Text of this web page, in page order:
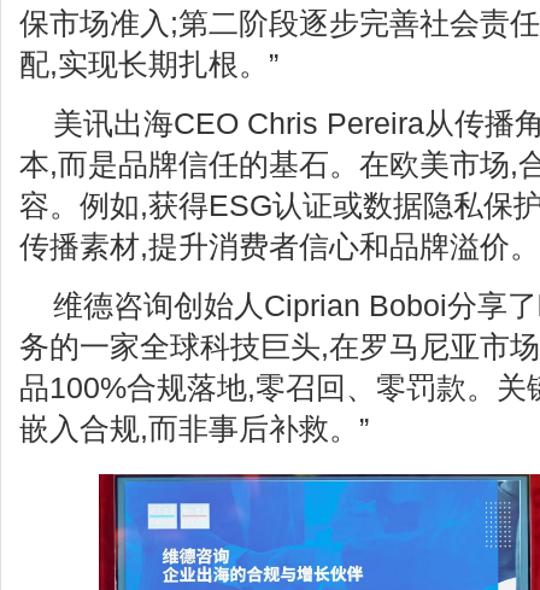
保市场准入;第二阶段逐步完善社会责
配,实现长期扎根。”
美讯出海CEO Chris Pereira从传播
本,而是品牌信任的基石。在欧美市场,
容。例如,获得ESG认证或数据隐私保
传播素材,提升消费者信心和品牌溢价。
维德咨询创始人Ciprian Boboi分享
务的一家全球科技巨头,在罗马尼亚市
品100%合规落地,零召回、零罚款。关
嵌入合规,而非事后补救。”